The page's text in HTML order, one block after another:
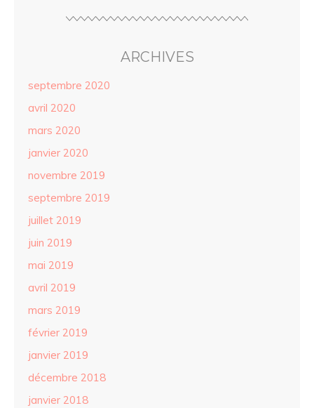
ARCHIVES
septembre 2020
avril 2020
mars 2020
janvier 2020
novembre 2019
septembre 2019
juillet 2019
juin 2019
mai 2019
avril 2019
mars 2019
février 2019
janvier 2019
décembre 2018
janvier 2018